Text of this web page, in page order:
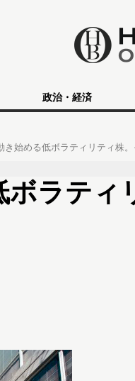
政治・経済
き始める低ボラティリティ株
ボラティ